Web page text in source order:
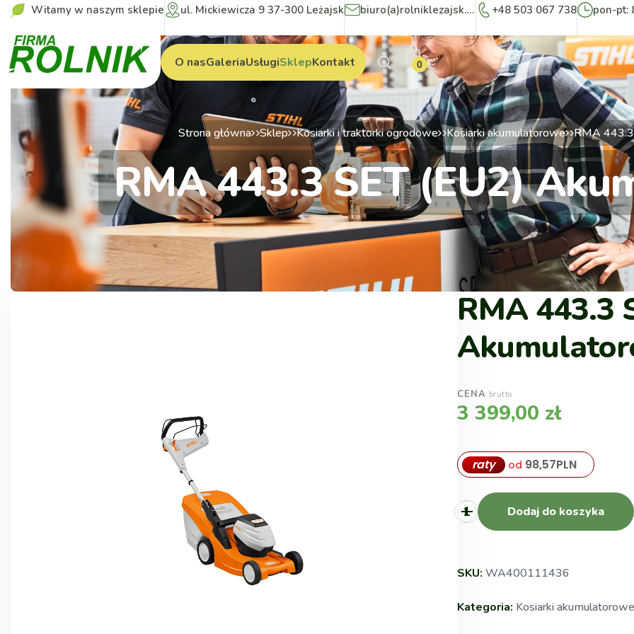
Witamy w naszym sklepie ul. Mickiewicza 9 37-300 Leżajsk biuro(a)rolniklezajsk.pl +48 503 067 738 pon-pt:
O nasGaleriaUsługiSklepKontakt 0
Strona główna Sklep Kosiarki i traktorki ogrodowe Kosiarki akumulatorowe RMA
RMA 443.3 SET (EU2)
RMA 443.3
CENA brutto
3 399,00 zł
raty od 98,57PLN
Dodaj do koszyka
SKU: WA400111436
Kategoria: Kosiarki akumulatorowe